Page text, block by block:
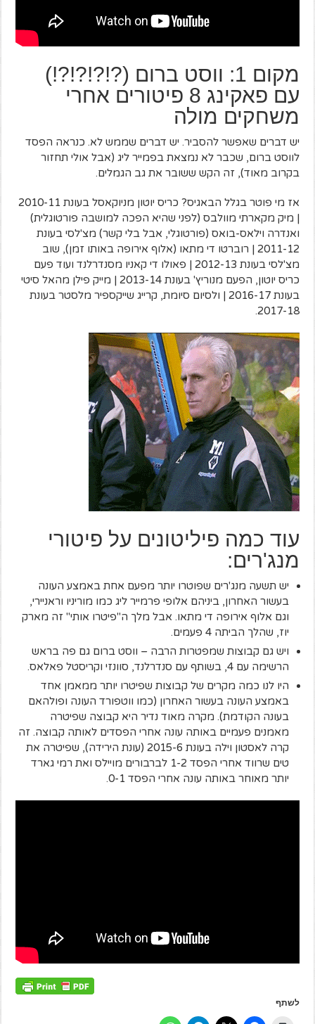
מקום 1: ווסט ברום (?!?!?!?!)
עם פאקינג 8 פיטורים אחרי
משחקים מולה
יש דברים שאפשר להסביר. יש דברים שממש לא. כנראה הפסד
לווסט ברום, שכבר לא נמצאת בפמייר ליג (אבל אולי תחזור
בקרוב מאוד), זה הקש ששובר את גב הגמלים.
אז מי פוטר בגלל הבאגיס? כריס יוטון מניוקאסל בעונת 2010-11
| מיק מקארתי מוולבס (לפני שהיא הפכה למושבה פורטוגלית)
ואנדרה וילאס-בואס (פורטוגלי, אבל בלי קשר) מצ'לסי בעונת
2011-12 | רוברטו די מתאו (אלוף אירופה באותו זמן), שוב
מצ'לסי בעונת 2012-13 | פאולו די קאניו מסנדרלנד ועוד פעם
כריס יוטון, הפעם מנוריץ' בעונת 2013-14 | מייק פילן מהאל סיטי
בעונת 2016-17 | ולסיום סיומת, קרייג שייקספיר מלסטר בעונת
2017-18.
עוד כמה פיליטונים על פיטורי
מנג'רים:
יש תשעה מנג'רים שפוטרו יותר מפעם אחת באמצע העונה
בעשור האחרון, ביניהם אלופי פרמייר ליג כמו מוריניו וראניירי,
וגם אלוף אירופה די מתאו. אבל מלך ה"פיטרו אותי" זה מארק
יוז, שהלך הביתה 4 פעמים.
ויש גם קבוצות שמפטרות הרבה – ווסט ברום גם פה בראש
הרשימה עם 4, בשותף עם סנדרלנד, סוונזי וקריסטל פאלאס.
היו לנו כמה מקרים של קבוצות שפיטרו יותר ממאמן אחד
באמצע העונה בעשור האחרון (כמו ווטפורד העונה ופולהאם
בעונה הקודמת). מקרה מאוד נדיר היא קבוצה שפיטרה
מאמנים פעמיים באותה עונה אחרי הפסדים לאותה קבוצה. זה
קרה לאסטון וילה בעונת 2015-6 (עונת הירידה), שפיטרה את
טים שרווד אחרי הפסד 1-2 לברבורים מויילס ואת רמי גארד
יותר מאוחר באותה עונה אחרי הפסד 0-1.
לשתף